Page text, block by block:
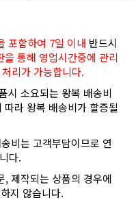
포함하여 7일 이내 반드시
통해 영업시간중에 관리
리가 가능합니다.
시 소요되는 왕복 배송비
라 왕복 배송비가 할증될
비는 고객부담이므로 연
다.
, 제작되는 상품의 경우에
지 않습니다.